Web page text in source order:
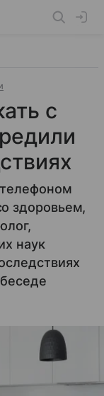
с
здоровьем,
наук